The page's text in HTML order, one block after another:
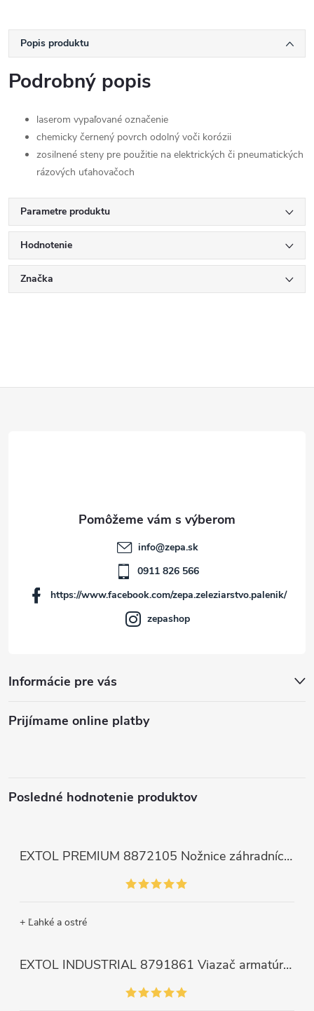
Popis produktu
Podrobný popis
laserom vypaľované označenie
chemicky černený povrch odolný voči korózii
zosilnené steny pre použitie na elektrických či pneumatických
rázových uťahovačoch
Parametre produktu
Hodnotenie
Značka
Informácie pre vás
info@zepa.sk
0911 826 566
https://www.facebook.com/zepa.zeleziarstvo.palenik/
zepashop
Prijímame online platby
Posledné hodnotenie produktov
EXTOL PREMIUM 8872105 Nožnice záhradnícke dlhé úzke, 200mm, max. prestrih Ø6mm
+ Ľahké a ostré
EXTOL INDUSTRIAL 8791861 Viazač armatúr aku Share20V, bez aku, drôt 0,8mm, oko 8-34mm, bezuhlíkový motor